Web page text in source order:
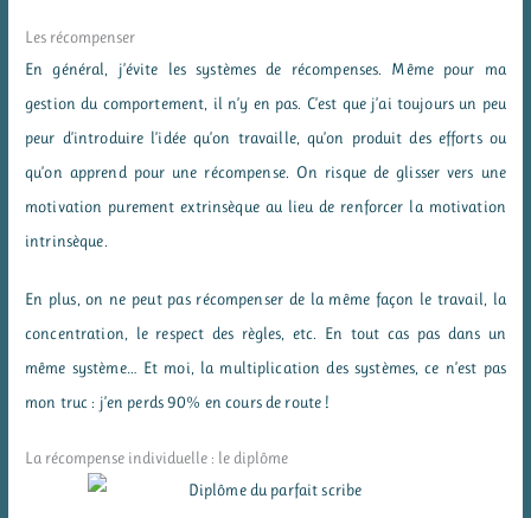
Les récompenser
En général, j’évite les systèmes de récompenses. Même pour ma
gestion du comportement, il n’y en pas. C’est que j’ai toujours un peu
peur d’introduire l’idée qu’on travaille, qu’on produit des efforts ou
qu’on apprend pour une récompense. On risque de glisser vers une
motivation purement extrinsèque au lieu de renforcer la motivation
intrinsèque.
En plus, on ne peut pas récompenser de la même façon le travail, la
concentration, le respect des règles, etc. En tout cas pas dans un
même système… Et moi, la multiplication des systèmes, ce n’est pas
mon truc : j’en perds 90% en cours de route !
La récompense individuelle : le diplôme